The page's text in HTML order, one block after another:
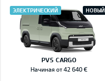
PV5 CARGO
ЭЛЕКТРИЧЕСКИЙ НОВЫЙ
Начиная от 42 640 €